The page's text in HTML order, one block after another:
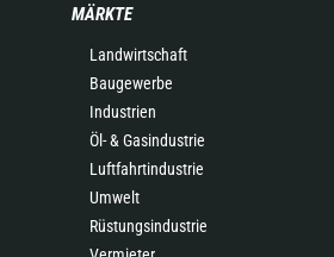
MÄRKTE
Landwirtschaft
Baugewerbe
Industrien
Öl- & Gasindustrie
Luftfahrtindustrie
Umwelt
Rüstungsindustrie